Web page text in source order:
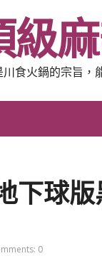
級
食火鍋的宗旨，
下球
0